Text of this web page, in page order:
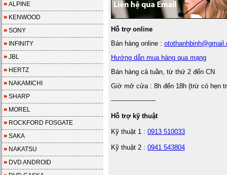
ALPINE
KENWOOD
SONY
INFINITY
JBL
HERTZ
NAKAMICHI
SHARP
MOREL
ROCKFORD FOSGATE
SAKA
NAKATSU
DVD ANDROID
Hỗ trợ online
Bán hàng online :
Hướng dẫn mua hàng qua mạng
Bán hàng cả tuần, từ thứ 2 đến CN
Giờ mở cửa : 8h đến 18h (trừ có hẹn
----------------------
Hỗ trợ kỹ thuật
Kỹ thuật 1 : 0913 510033
Kỹ thuật 2 : 0941 543804